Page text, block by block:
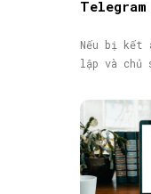
lệnh
Nếu bị kết
lập và chủ